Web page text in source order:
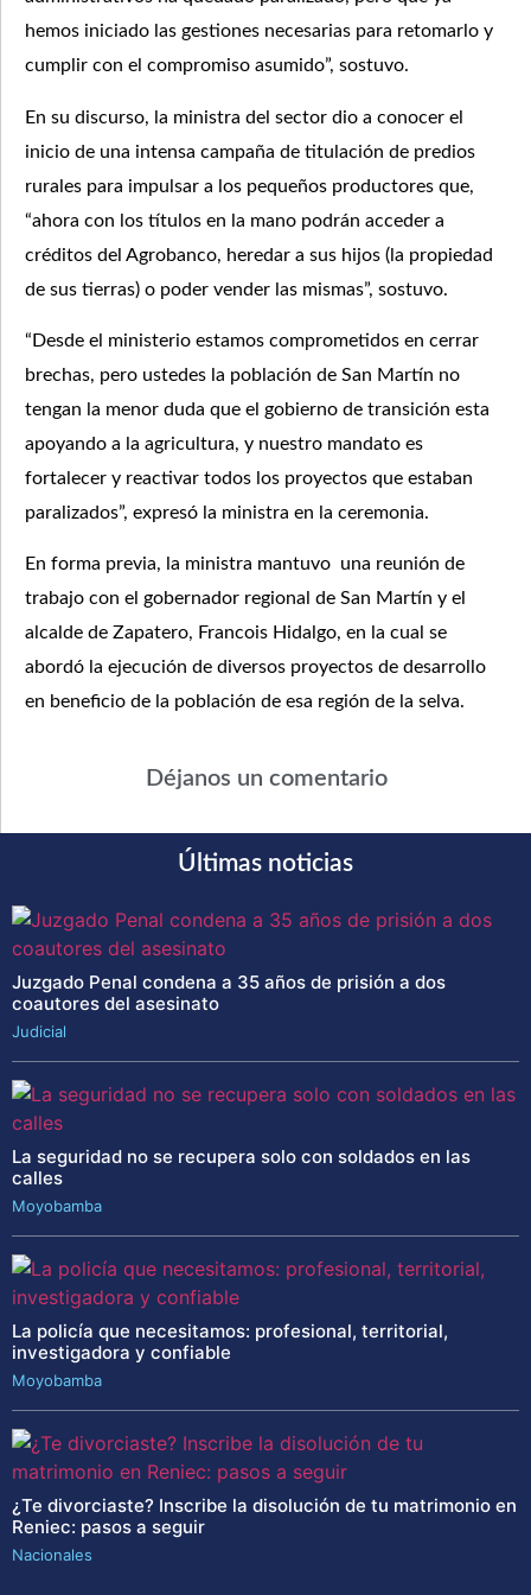
hemos iniciado las gestiones necesarias para retomarlo y
cumplir con el compromiso asumido”, sostuvo.
En su discurso, la ministra del sector dio a conocer el
inicio de una intensa campaña de titulación de predios
rurales para impulsar a los pequeños productores que,
“ahora con los títulos en la mano podrán acceder a
créditos del Agrobanco, heredar a sus hijos (la propiedad
de sus tierras) o poder vender las mismas”, sostuvo.
“Desde el ministerio estamos comprometidos en cerrar
brechas, pero ustedes la población de San Martín no
tengan la menor duda que el gobierno de transición esta
apoyando a la agricultura, y nuestro mandato es
fortalecer y reactivar todos los proyectos que estaban
paralizados”, expresó la ministra en la ceremonia.
En forma previa, la ministra mantuvo una reunión de
trabajo con el gobernador regional de San Martín y el
alcalde de Zapatero, Francois Hidalgo, en la cual se
abordó la ejecución de diversos proyectos de desarrollo
en beneficio de la población de esa región de la selva.
Déjanos un comentario
Últimas noticias
Juzgado Penal condena a 35 años de prisión a dos
coautores del asesinato
Judicial
La seguridad no se recupera solo con soldados en las
calles
Moyobamba
La policía que necesitamos: profesional, territorial,
investigadora y confiable
Moyobamba
¿Te divorciaste? Inscribe la disolución de tu matrimonio en
Reniec: pasos a seguir
Nacionales